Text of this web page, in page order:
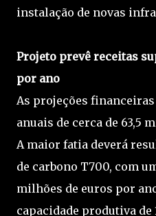
instalação de novas
Projeto prevê receitas
por ano
As projeções
anuais de cerca de 63,5
A maior fatia deverá
de carbono T700, com
milhões de euros por
capacidade produtiva de